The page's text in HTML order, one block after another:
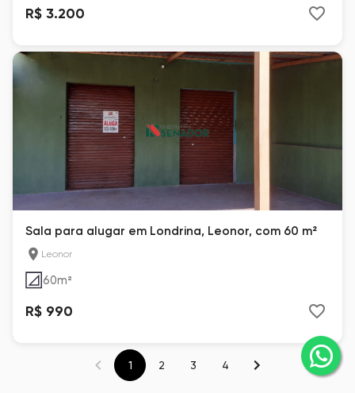
R$ 3.200
Sala para alugar em Londrina, Leonor, com 60 m²
Leonor
60m²
R$ 990
1 2 3 4